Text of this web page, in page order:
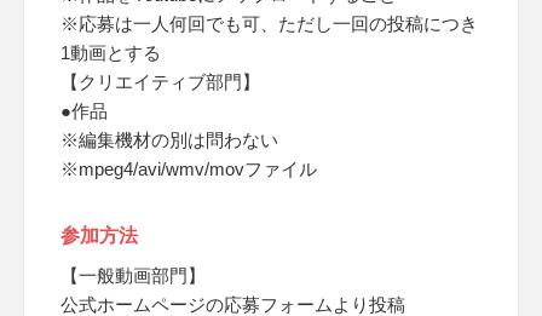
※応募は一人何回でも可、ただし一回の投稿につき
1動画とする
【クリエイティブ部門】
●作品
※編集機材の別は問わない
※mpeg4/avi/wmv/movファイル
参加方法
【一般動画部門】
公式ホームページの応募フォームより投稿